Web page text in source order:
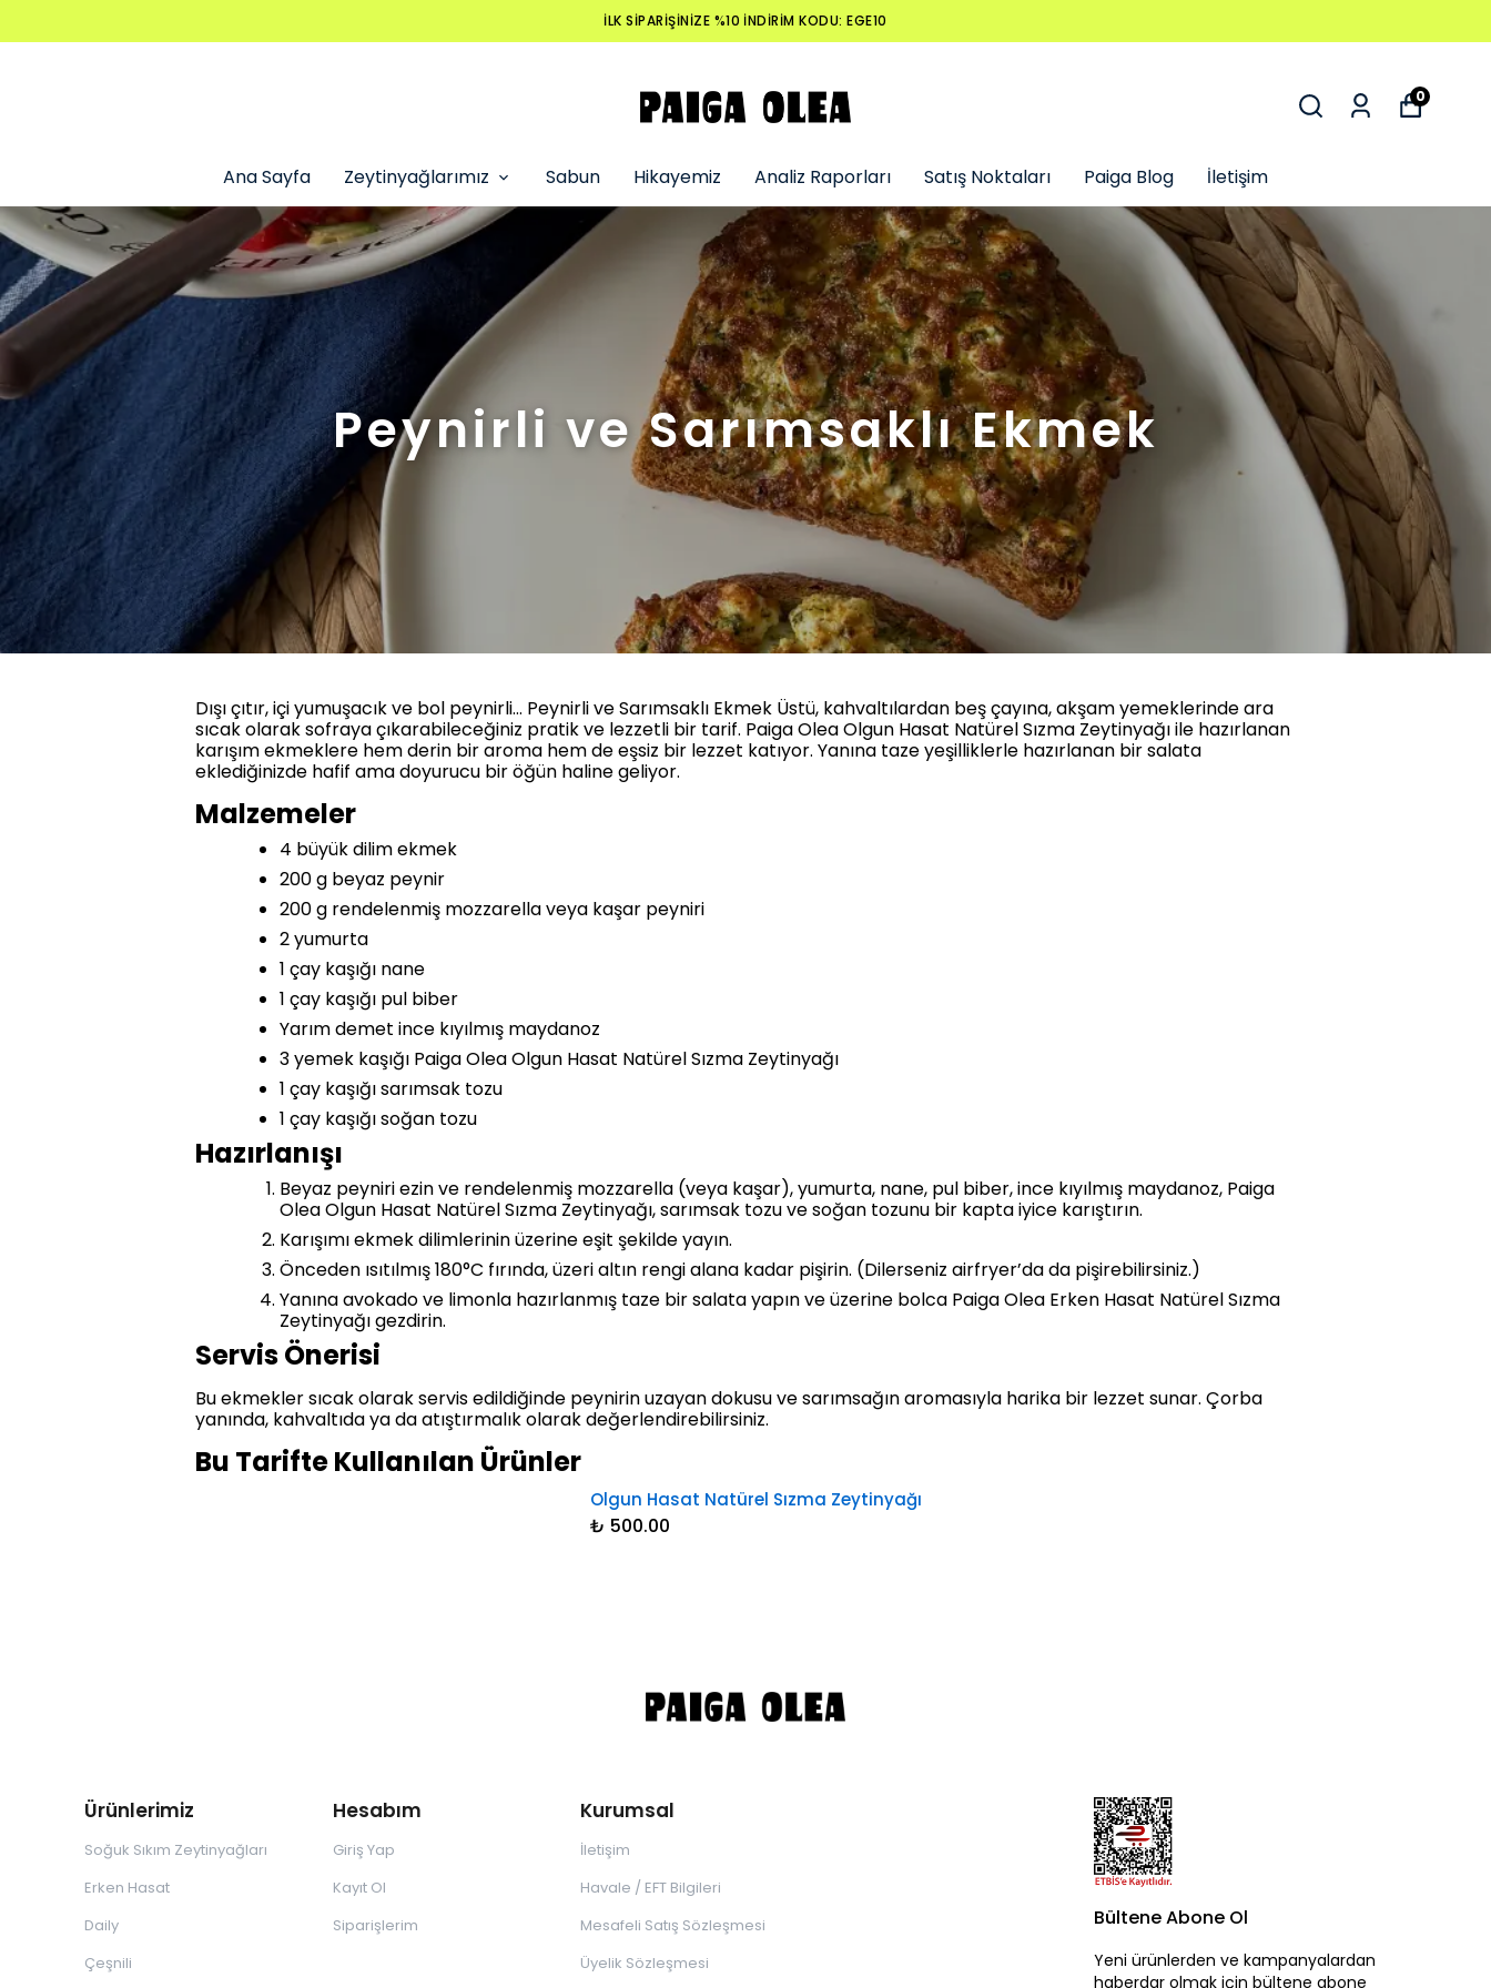
İLK SİPARİŞİNİZE %10 İNDİRİM KODU: EGE10
Ana Sayfa Zeytinyağlarımız Sabun Hikayemiz Analiz Raporları Satış Noktaları Paiga Blog İletişim
0
Peynirli ve Sarımsaklı Ekmek
Dışı çıtır, içi yumuşacık ve bol peynirli… Peynirli ve Sarımsaklı Ekmek Üstü, kahvaltılardan beş çayına, akşam yemeklerinde ara
sıcak olarak sofraya çıkarabileceğiniz pratik ve lezzetli bir tarif. Paiga Olea Olgun Hasat Natürel Sızma Zeytinyağı ile hazırlanan
karışım ekmeklere hem derin bir aroma hem de eşsiz bir lezzet katıyor. Yanına taze yeşilliklerle hazırlanan bir salata
eklediğinizde hafif ama doyurucu bir öğün haline geliyor.
Malzemeler
4 büyük dilim ekmek
200 g beyaz peynir
200 g rendelenmiş mozzarella veya kaşar peyniri
2 yumurta
1 çay kaşığı nane
1 çay kaşığı pul biber
Yarım demet ince kıyılmış maydanoz
3 yemek kaşığı Paiga Olea Olgun Hasat Natürel Sızma Zeytinyağı
1 çay kaşığı sarımsak tozu
1 çay kaşığı soğan tozu
Hazırlanışı
Beyaz peyniri ezin ve rendelenmiş mozzarella (veya kaşar), yumurta, nane, pul biber, ince kıyılmış maydanoz, Paiga
Olea Olgun Hasat Natürel Sızma Zeytinyağı, sarımsak tozu ve soğan tozunu bir kapta iyice karıştırın.
Karışımı ekmek dilimlerinin üzerine eşit şekilde yayın.
Önceden ısıtılmış 180°C fırında, üzeri altın rengi alana kadar pişirin. (Dilerseniz airfryer’da da pişirebilirsiniz.)
Yanına avokado ve limonla hazırlanmış taze bir salata yapın ve üzerine bolca Paiga Olea Erken Hasat Natürel Sızma
Zeytinyağı gezdirin.
Servis Önerisi
Bu ekmekler sıcak olarak servis edildiğinde peynirin uzayan dokusu ve sarımsağın aromasıyla harika bir lezzet sunar. Çorba
yanında, kahvaltıda ya da atıştırmalık olarak değerlendirebilirsiniz.
Bu Tarifte Kullanılan Ürünler
Olgun Hasat Natürel Sızma Zeytinyağı
₺ 500.00
Ürünlerimiz
Soğuk Sıkım Zeytinyağları
Erken Hasat
Daily
Çeşnili
Hesabım
Giriş Yap
Kayıt Ol
Siparişlerim
Kurumsal
İletişim
Havale / EFT Bilgileri
Mesafeli Satış Sözleşmesi
Üyelik Sözleşmesi
Bültene Abone Ol
Yeni ürünlerden ve kampanyalardan
haberdar olmak için bültene abone